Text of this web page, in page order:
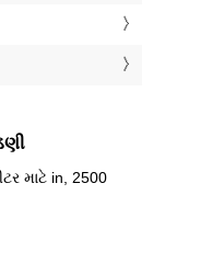
માટે in, 2500